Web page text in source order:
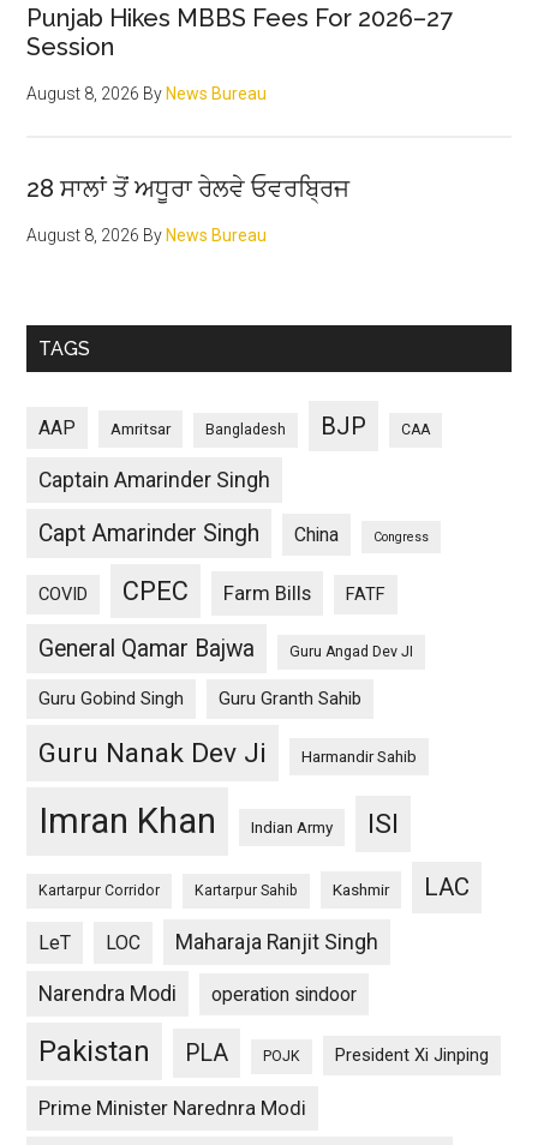
Punjab Hikes MBBS Fees For 2026–27
Session
August 8, 2026 By News Bureau
28 ਸਾਲਾਂ ਤੋਂ ਅਧੂਰਾ ਰੇਲਵੇ ਓਵਰਬ੍ਰਿਜ
August 8, 2026 By News Bureau
TAGS
AAP Amritsar Bangladesh BJP CAA
Captain Amarinder Singh
Capt Amarinder Singh China Congress
COVID CPEC Farm Bills FATF
General Qamar Bajwa Guru Angad Dev JI
Guru Gobind Singh Guru Granth Sahib
Guru Nanak Dev Ji Harmandir Sahib
Imran Khan Indian Army ISI
Kartarpur Corridor Kartarpur Sahib Kashmir LAC
LeT LOC Maharaja Ranjit Singh
Narendra Modi operation sindoor
Pakistan PLA POJK President Xi Jinping
Prime Minister Narednra Modi